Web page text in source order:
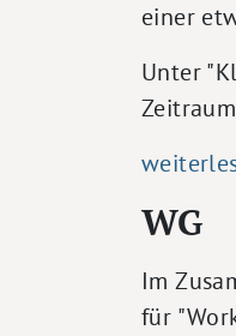
einer
Unter
WG
Im
für